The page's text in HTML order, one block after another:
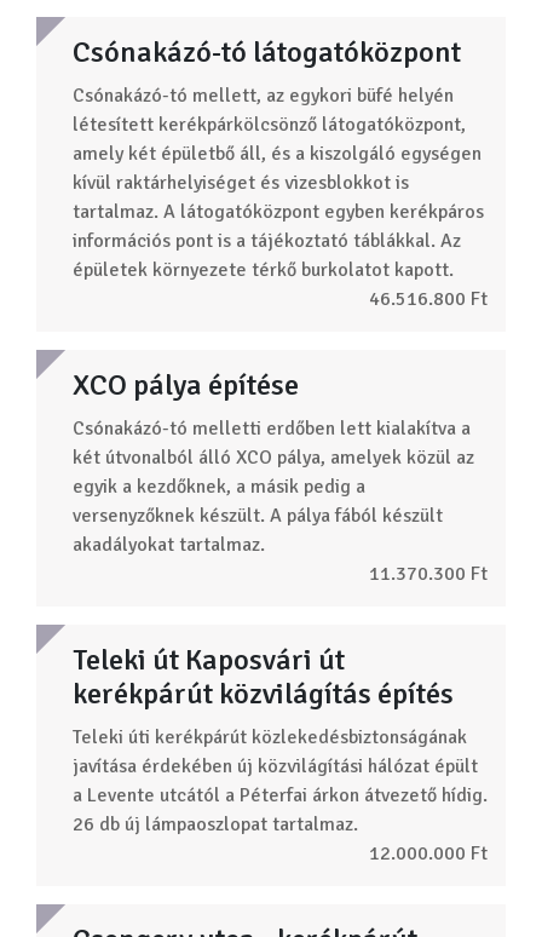
Csónakázó-tó látogatóközpont
Csónakázó-tó mellett, az egykori büfé helyén
létesített kerékpárkölcsönző látogatóközpont,
amely két épületbő áll, és a kiszolgáló egységen
kívül raktárhelyiséget és vizesblokkot is
tartalmaz. A látogatóközpont egyben kerékpáros
információs pont is a tájékoztató táblákkal. Az
épületek környezete térkő burkolatot kapott.
46.516.800 Ft
XCO pálya építése
Csónakázó-tó melletti erdőben lett kialakítva a
két útvonalból álló XCO pálya, amelyek közül az
egyik a kezdőknek, a másik pedig a
versenyzőknek készült. A pálya fából készült
akadályokat tartalmaz.
11.370.300 Ft
Teleki út Kaposvári út
kerékpárút közvilágítás építés
Teleki úti kerékpárút közlekedésbiztonságának
javítása érdekében új közvilágítási hálózat épült
a Levente utcától a Péterfai árkon átvezető hídig.
26 db új lámpaoszlopat tartalmaz.
12.000.000 Ft